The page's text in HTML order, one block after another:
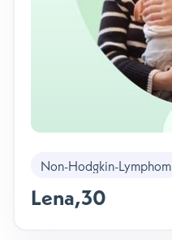
Non-Hodgkin-Lymphom
Lena,30